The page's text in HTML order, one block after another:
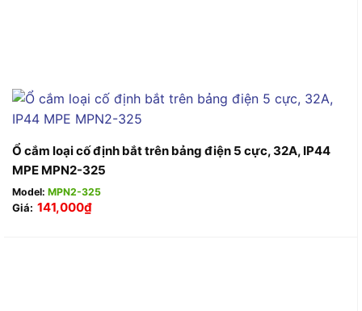
Ổ cắm loại cố định bắt trên bảng điện 5 cực, 32A, IP44
MPE MPN2-325
Model: MPN2-325
Giá: 141,000₫